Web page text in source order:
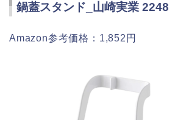
鍋蓋スタンド_山崎実業 2248
Amazon参考価格：1,852円